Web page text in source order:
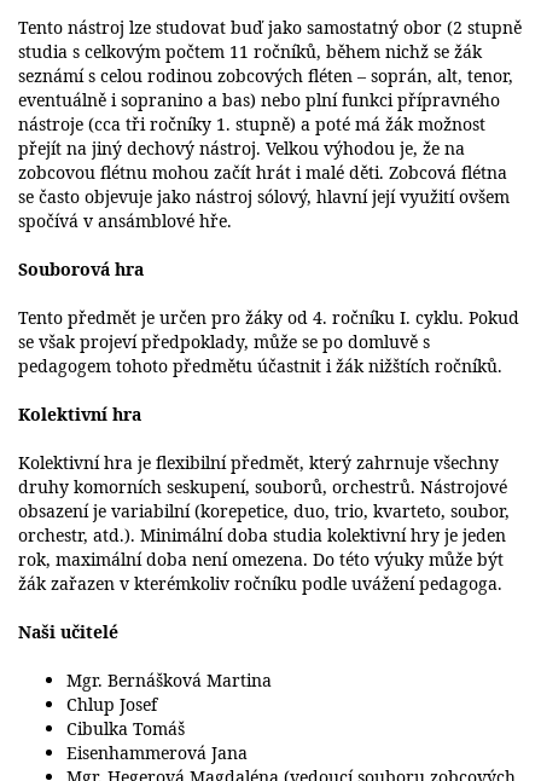
Tento nástroj lze studovat buď jako samostatný obor (2 stupně
studia s celkovým počtem 11 ročníků, během nichž se žák
seznámí s celou rodinou zobcových fléten – soprán, alt, tenor,
eventuálně i sopranino a bas) nebo plní funkci přípravného
nástroje (cca tři ročníky 1. stupně) a poté má žák možnost
přejít na jiný dechový nástroj. Velkou výhodou je, že na
zobcovou flétnu mohou začít hrát i malé děti. Zobcová flétna
se často objevuje jako nástroj sólový, hlavní její využití ovšem
spočívá v ansámblové hře.
Souborová hra
Tento předmět je určen pro žáky od 4. ročníku I. cyklu. Pokud
se však projeví předpoklady, může se po domluvě s
pedagogem tohoto předmětu účastnit i žák nižštích ročníků.
Kolektivní hra
Kolektivní hra je flexibilní předmět, který zahrnuje všechny
druhy komorních seskupení, souborů, orchestrů. Nástrojové
obsazení je variabilní (korepetice, duo, trio, kvarteto, soubor,
orchestr, atd.). Minimální doba studia kolektivní hry je jeden
rok, maximální doba není omezena. Do této výuky může být
žák zařazen v kterémkoliv ročníku podle uvážení pedagoga.
Naši učitelé
Mgr. Bernášková Martina
Chlup Josef
Cibulka Tomáš
Eisenhammerová Jana